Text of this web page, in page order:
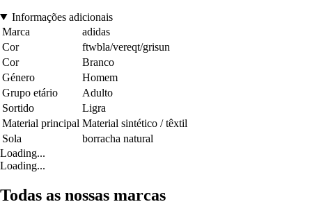
Informações adicionais
Marca
adidas
Cor
ftwbla/vereqt/grisun
Cor
Branco
Género
Homem
Grupo etário
Adulto
Sortido
Ligra
Material principal Material sintético / têxtil
Sola
borracha natural
Loading...
Loading...
Todas as nossas marcas